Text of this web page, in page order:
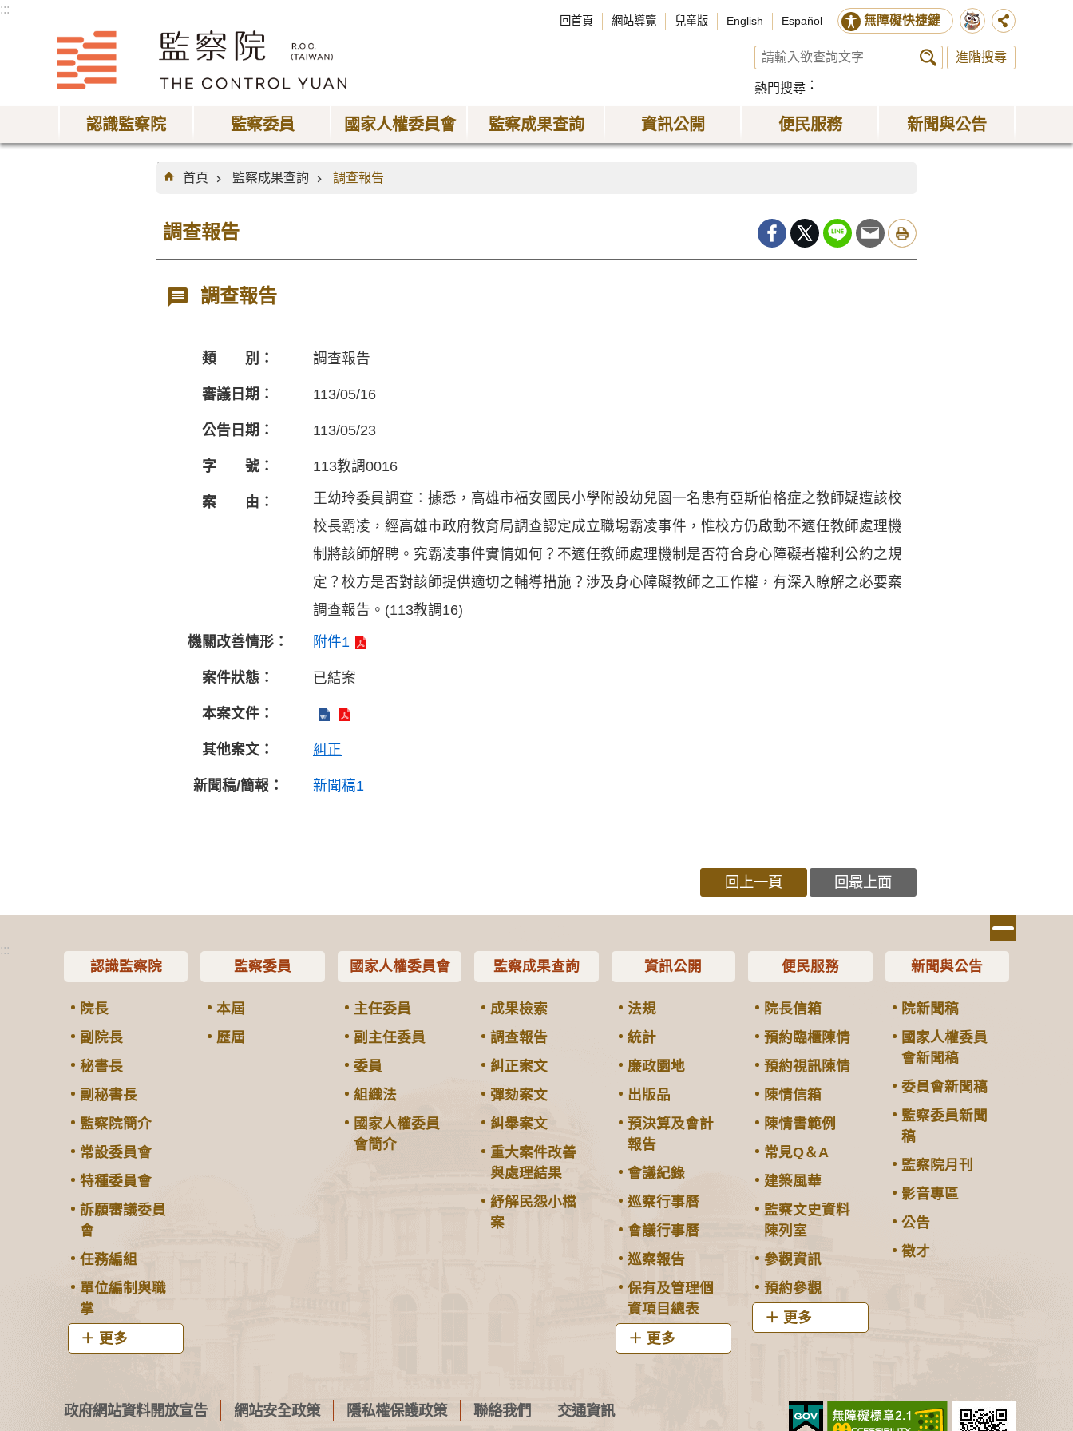
:::
回首頁 網站導覽 兒童版 English Español 無障礙快捷鍵
進階搜尋
熱門搜尋
認識監察院 監察委員 國家人權委員會 監察成果查詢 資訊公開 便民服務 新聞與公告
:::
首頁
監察成果查詢 調查報告
調查報告
調查報告
類 別： 調查報告
審議日期： 113/05/16
公告日期： 113/05/23
字 號： 113教調0016
案 由：
王幼玲委員調查：據悉，高雄市福安國民小學附設幼兒園一名患有亞斯伯格症之教師疑遭該校
校長霸凌，經高雄市政府教育局調查認定成立職場霸凌事件，惟校方仍啟動不適任教師處理機
制將該師解聘。究霸凌事件實情如何？不適任教師處理機制是否符合身心障礙者權利公約之規
定？校方是否對該師提供適切之輔導措施？涉及身心障礙教師之工作權，有深入瞭解之必要案
調查報告。(113教調16)
機關改善情形：
附件1
案件狀態： 已結案
本案文件：
其他案文： 糾正
新聞稿/簡報： 新聞稿1
回上一頁 回最上面
:::
認識監察院
院長
副院長
秘書長
副秘書長
監察院簡介
常設委員會
特種委員會
訴願審議委員
會
任務編組
單位編制與職
掌
更多
監察委員
本屆
歷屆
國家人權委員會
主任委員
副主任委員
委員
組織法
國家人權委員
會簡介
監察成果查詢
成果檢索
調查報告
糾正案文
彈劾案文
糾舉案文
重大案件改善
與處理結果
紓解民怨小檔
案
資訊公開
法規
統計
廉政園地
出版品
預決算及會計
報告
會議紀錄
巡察行事曆
會議行事曆
巡察報告
保有及管理個
資項目總表
更多
便民服務
院長信箱
預約臨櫃陳情
預約視訊陳情
陳情信箱
陳情書範例
常見Q＆A
建築風華
監察文史資料
陳列室
參觀資訊
預約參觀
更多
新聞與公告
院新聞稿
國家人權委員
會新聞稿
委員會新聞稿
監察委員新聞
稿
監察院月刊
影音專區
公告
徵才
政府網站資料開放宣告 網站安全政策 隱私權保護政策 聯絡我們 交通資訊